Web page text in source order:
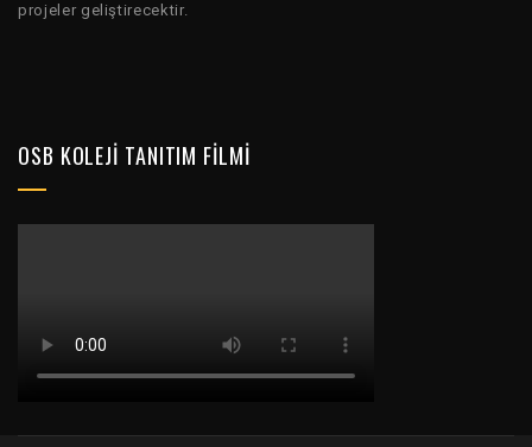
projeler geliştirecektir.
OSB KOLEJI TANITIM FILMI